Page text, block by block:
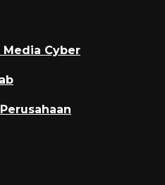
Cyber